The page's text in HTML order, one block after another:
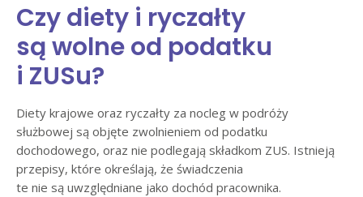
Czy diety i ryczałty
są wolne od podatku
i ZUSu?
Diety krajowe oraz ryczałty za nocleg w podróży
służbowej są objęte zwolnieniem od podatku
dochodowego, oraz nie podlegają składkom ZUS. Istnieją
przepisy, które określają, że świadczenia
te nie są uwzględniane jako dochód pracownika.